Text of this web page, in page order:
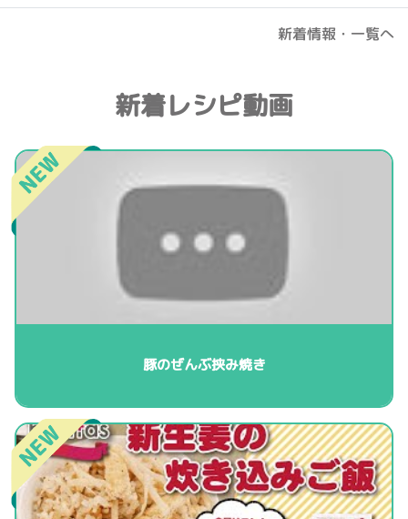
新着情報・一覧へ
新着レシピ動画
豚のぜんぶ挟み焼き